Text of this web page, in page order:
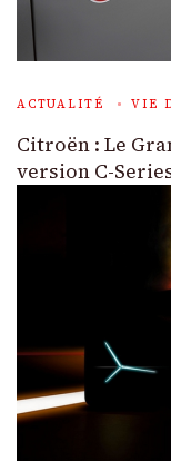
ACTUALITÉ VIE
Citroën : Le
version C-